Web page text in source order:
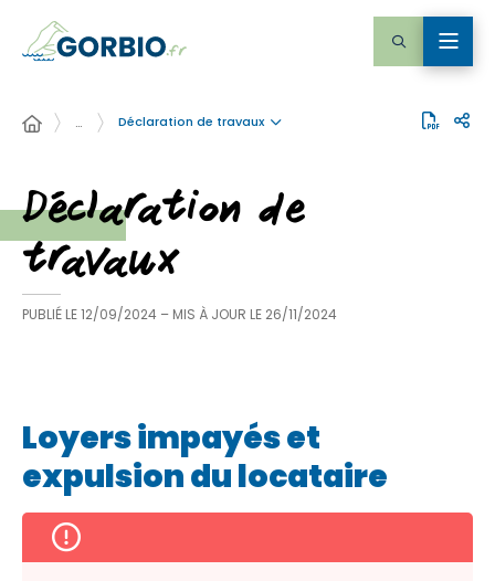
… Déclaration de travaux
Déclaration de
travaux
PUBLIÉ LE12/09/2024 – MIS À JOUR LE 26/11/2024
Loyers impayés et
expulsion du locataire